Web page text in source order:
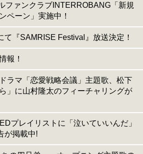
ファンクラブINTERROBANG「新規
ペーン」実施中！
て『SAMRISE Festival』放送決定！
報！
ラマ「恋愛戦略会議」主題歌、松下
」に山村隆太のフィーチャリングが
プレイリストに「泣いていいんだ」
が掲載中!